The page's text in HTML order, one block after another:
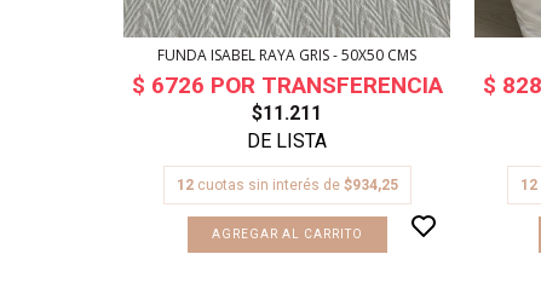
FUNDA ISABEL RAYA GRIS - 50X50 CMS
$11.211
12 cuotas sin interés de $934,25 12